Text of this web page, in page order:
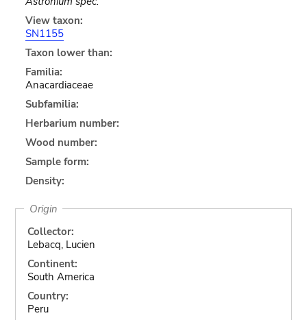
View taxon:
SN1155
Taxon lower than:
Familia:
Anacardiaceae
Subfamilia:
Herbarium number:
Wood number:
Sample form:
Density:
Origin
Collector:
Lebacq, Lucien
Continent:
South America
Country:
Peru